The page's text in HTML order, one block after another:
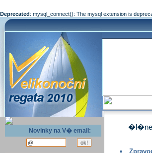
Deprecated: mysql_connect(): The mysql extension is
Novinky na V� email: